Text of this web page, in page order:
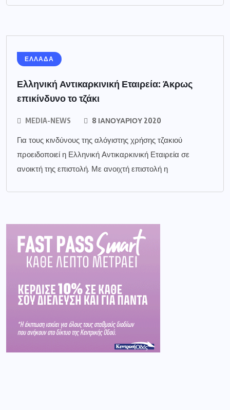
ΕΛΛΑΔΑ
Ελληνική Αντικαρκινική Εταιρεία: Άκρως
επικίνδυνο το τζάκι
MEDIA-NEWS 8 ΙΑΝΟΥΑΡΊΟΥ 2020
Για τους κινδύνους της αλόγιστης χρήσης τζακιού
προειδοποιεί η Ελληνική Αντικαρκινική Εταιρεία σε
ανοικτή της επιστολή. Με ανοιχτή επιστολή η